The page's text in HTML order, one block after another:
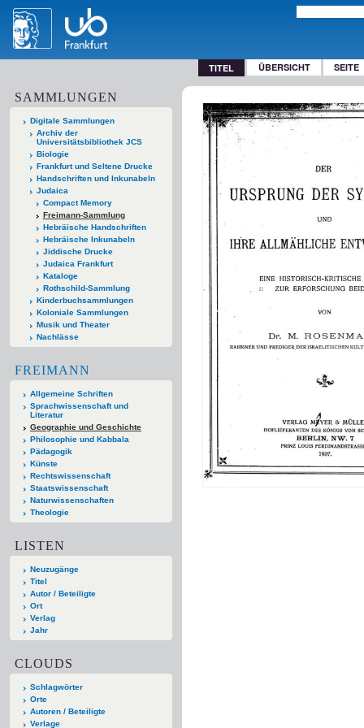
TITEL ÜBERSICHT SEITE
SAMMLUNGEN
Digitale Sammlungen
Archiv der
Universitätsbibliothek JCS
Biologie
Frankfurt und Seltene Drucke
Handschriften und Inkunabeln
Judaica
Compact Memory
Freimann-Sammlung
Hebräische Handschriften
Hebräische Inkunabeln
Jiddische Drucke
Judaica Frankfurt
Kataloge
Rothschild-Sammlung
Kinderbuchsammlungen
Koloniale Sammlungen
Musik und Theater
Nachlässe
FREIMANN
Allgemeine Schriften
Sprachwissenschaft und
Literatur
Geographie und Geschichte
Philosophie und Kabbala
Pädagogik
Künste
Rechtswissenschaft
Staatswissenschaft
Naturwissenschaften
Theologie
LISTEN
Neuzugänge
Titel
Autor / Beteiligte
Ort
Verlag
Jahr
CLOUDS
Schlagwörter
Orte
Autoren / Beteiligte
Verlage